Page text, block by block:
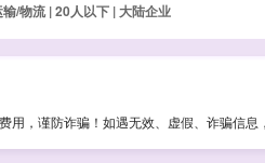
/物流 | 20人以下 | 大陆企业
用，谨防诈骗！如遇无效、虚假、诈骗信息